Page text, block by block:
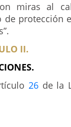
miras al
protección
II.
26de la